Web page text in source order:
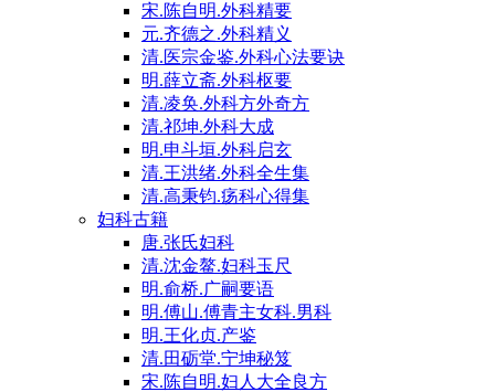
宋.陈自明.外科精要
元.齐德之.外科精义
清.医宗金鉴.外科心法要诀
明.薛立斋.外科枢要
清.凌奂.外科方外奇方
清.祁坤.外科大成
明.申斗垣.外科启玄
清.王洪绪.外科全生集
清.高秉钧.疡科心得集
妇科古籍
唐.张氏妇科
清.沈金鳌.妇科玉尺
明.俞桥.广嗣要语
明.傅山.傅青主女科.男科
明.王化贞.产鉴
清.田砺堂.宁坤秘笈
宋.陈自明.妇人大全良方